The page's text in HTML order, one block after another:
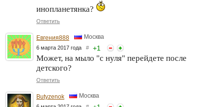
инопланетянка?
Ответить
Евгения888 Москва
6 марта 2017 года # +1
Может, на мыло "с нуля" перейдете после
детского?
Ответить
Butyzenok Москва